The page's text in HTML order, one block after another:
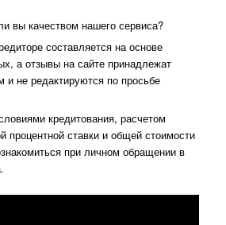
вы качеством нашего сервиса?
составляется на основе
а отзывы на сайте принадлежат
не редактируются по просьбе
кредитования, расчетом
процентной ставки и общей стоимости
при личном обращении в